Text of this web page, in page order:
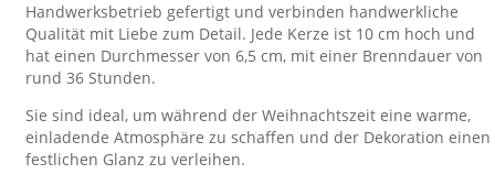
Handwerksbetrieb gefertigt und verbinden handwerkliche
Qualität mit Liebe zum Detail. Jede Kerze ist 10 cm hoch und
hat einen Durchmesser von 6,5 cm, mit einer Brenndauer von
rund 36 Stunden.
Sie sind ideal, um während der Weihnachtszeit eine warme,
einladende Atmosphäre zu schaffen und der Dekoration einen
festlichen Glanz zu verleihen.